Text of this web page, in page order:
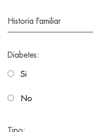
Historia Familiar
Diabetes:
Si
No